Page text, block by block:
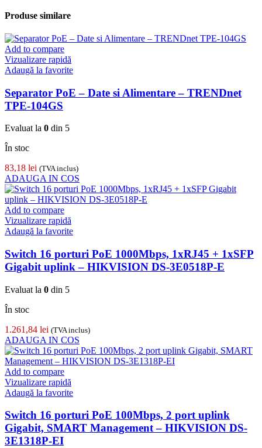
Produse similare
Add to compare
Vizualizare rapidă
Adaugă la favorite
Separator PoE – Date si Alimentare – TRENDnet
TPE-104GS
Evaluat la 0 din 5
În stoc
83,18 lei (TVA inclus)
ADAUGA IN COS
Add to compare
Vizualizare rapidă
Adaugă la favorite
Switch 16 porturi PoE 1000Mbps, 1xRJ45 + 1xSFP
Gigabit uplink – HIKVISION DS-3E0518P-E
Evaluat la 0 din 5
În stoc
1.261,84 lei (TVA inclus)
ADAUGA IN COS
Add to compare
Vizualizare rapidă
Adaugă la favorite
Switch 16 porturi PoE 100Mbps, 2 port uplink
Gigabit, SMART Management – HIKVISION DS-
3E1318P-EI